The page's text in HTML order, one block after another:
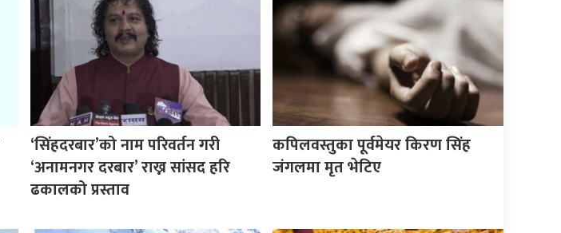
‘सिंहदरबार’को नाम परिवर्तन गरी
‘अनामनगर दरबार’ राख्न सांसद हरि
ढकालको प्रस्ताव
कपिलवस्तुका पूर्वमेयर किरण सिंह
जंगलमा मृत भेटिए